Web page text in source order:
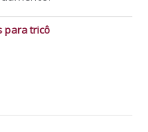
para tricô